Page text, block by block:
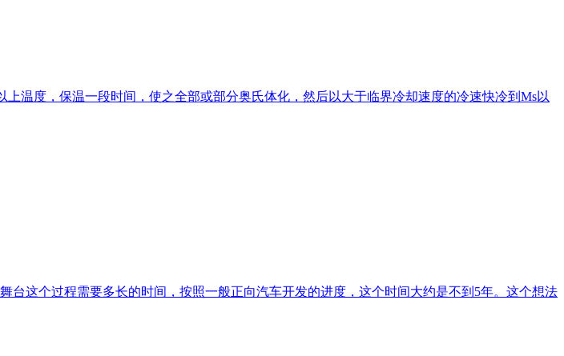
温度，保温一段时间，使之全部或部分奥氏体化，然后以大于临界冷却速度的冷速快冷到Ms以
这个过程需要多长的时间，按照一般正向汽车开发的进度，这个时间大约是不到5年。这个想法